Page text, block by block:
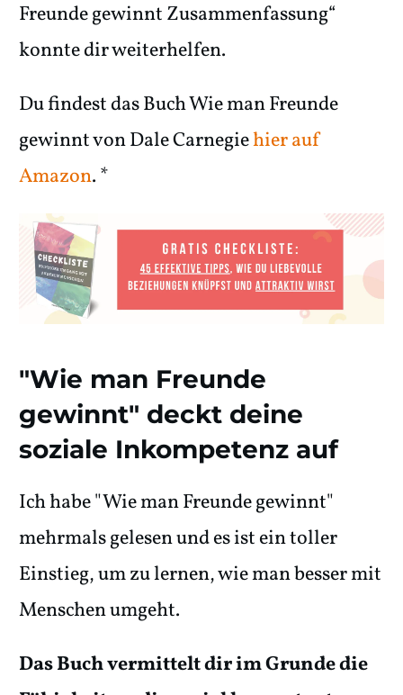
Freunde gewinnt Zusammenfassung“
konnte dir weiterhelfen.
Du findest das Buch Wie man Freunde
gewinnt von Dale Carnegiehier auf
Amazon. *
"Wie man Freunde
gewinnt" deckt deine
soziale Inkompetenz auf
Ich habe "Wie man Freunde gewinnt"
mehrmals gelesen und es ist ein toller
Einstieg, um zu lernen, wie man besser mit
Menschen umgeht.
Das Buch vermittelt dir im Grunde die